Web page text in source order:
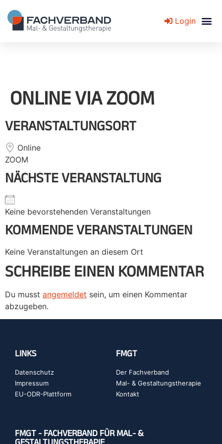
Login
ONLINE VIA ZOOM
VERANSTALTUNGSORT
Online
ZOOM
NÄCHSTE VERANSTALTUNG
Keine bevorstehenden Veranstaltungen
KOMMENDE VERANSTALTUNGEN
Keine Veranstaltungen an diesem Ort
SCHREIBE EINEN KOMMENTAR
Du musst angemeldet sein, um einen Kommentar
abzugeben.
LINKS
Datenschutz
Impressum
EU-ODR-Plattform
FMGT
Der Fachverband
Mal- & Gestaltungstherapie
Kontakt
FMGT - FACHVERBAND FÜR MAL- &